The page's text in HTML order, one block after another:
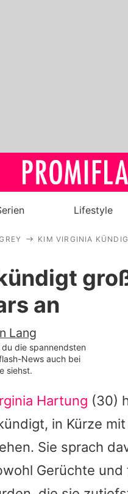
Royals
Filme & Serien
Familie & Liebe
Alle Themen auf
App
Team
Lifestyle
KIM VIRGINIA
an
Lang
du die spannendsten
News auch bei
siehst.
Hartung (30)
in Kürze
Sie sprach
Gerüchte